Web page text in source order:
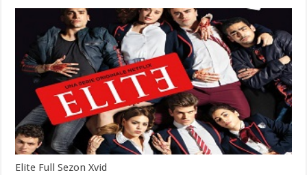
Elite Full Sezon Xvid